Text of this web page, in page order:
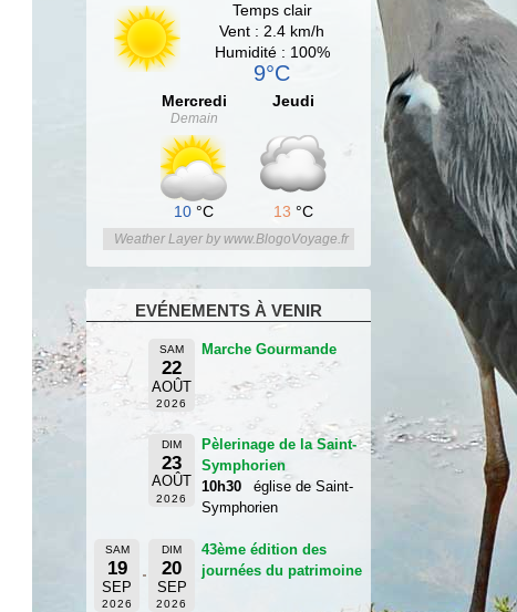
Temps clair
Vent : 2.4 km/h
Humidité : 100%
9°C
Mercredi
Demain
10 °C
Jeudi
13 °C
Weather Layer by www.BlogoVoyage.fr
EVÉNEMENTS À VENIR
SAM
22
AOÛT
2026
Marche Gourmande
DIM
23
AOÛT
2026
Pèlerinage de la Saint-
Symphorien
10h30
église de Saint-
Symphorien
SAM
19
SEP
2026
DIM
20
SEP
2026
43ème édition des
journées du patrimoine